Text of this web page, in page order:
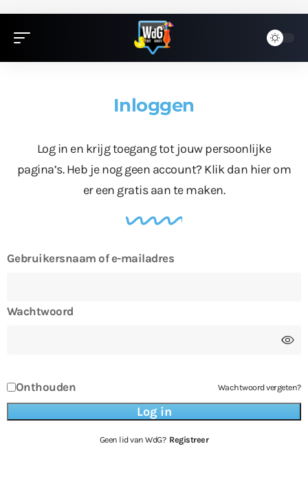
Inloggen
Log in en krijg toegang tot jouw persoonlijke
pagina’s. Heb je nog geen account? Klik dan hierom
er een gratis aan te maken.
Gebruikersnaam of e-mailadres
Wachtwoord
Onthouden Wachtwoord vergeten?
Geen lid van WdG? Registreer